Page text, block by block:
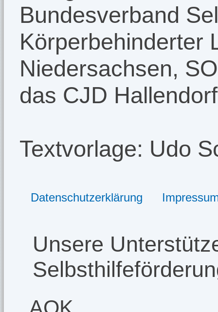
Bundesverband
Körperbehinderter
Niedersachsen,
das CJD
Textvorlage: Udo
Datenschutzerklärung
Unsere